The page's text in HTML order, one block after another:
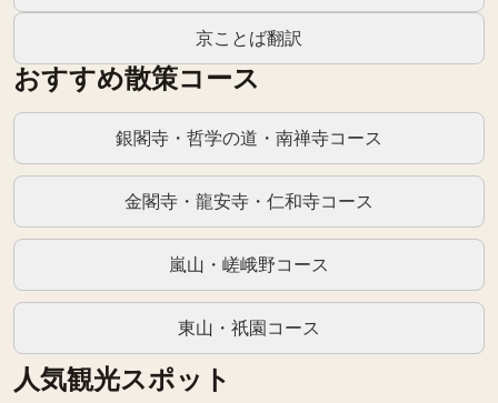
京ことば翻訳
おすすめ散策コース
銀閣寺・哲学の道・南禅寺コース
金閣寺・龍安寺・仁和寺コース
嵐山・嵯峨野コース
東山・祇園コース
人気観光スポット